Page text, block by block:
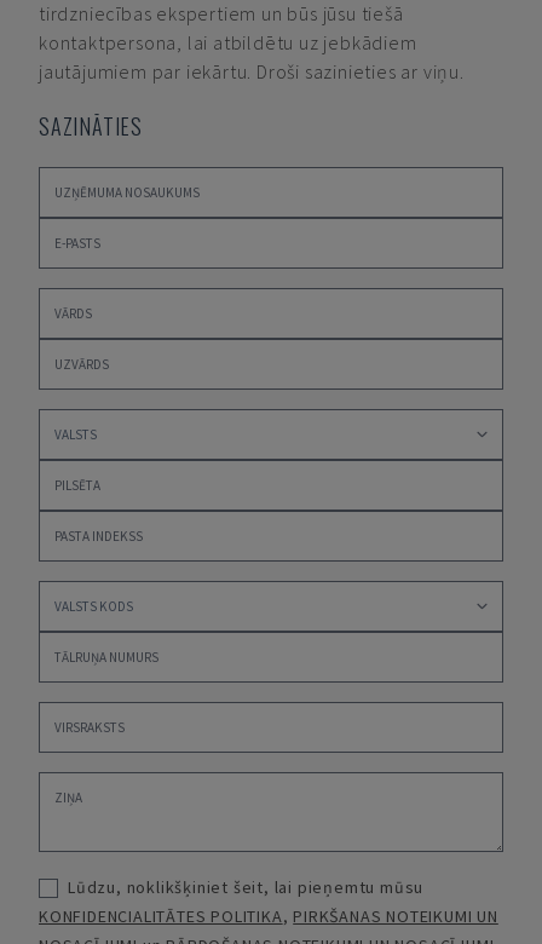
tirdzniecības ekspertiem un būs jūsu tiešā
kontaktpersona, lai atbildētu uz jebkādiem
jautājumiem par iekārtu. Droši sazinieties ar viņu.
SAZINĀTIES
Lūdzu, noklikšķiniet šeit, lai pieņemtu mūsu
KONFIDENCIALITĀTES POLITIKA, PIRKŠANAS NOTEIKUMI UN